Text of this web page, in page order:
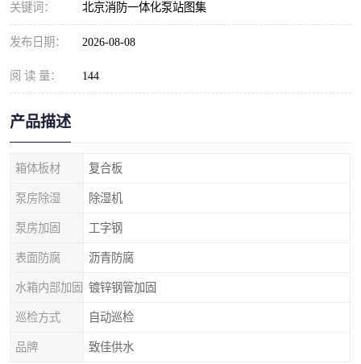
关键词： 北京消防一体化泵站图集
发布日期： 2026-08-08
阅 读 量： 144
产品描述
箱体板材 复合板
泵房除湿 除湿机
泵房加固 工字钢
表面防腐 沥青防腐
水箱内部加固 镀锌钢管加固
巡检方式 自动巡检
品牌 致佳供水